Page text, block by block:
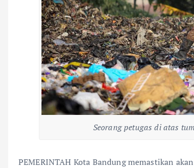
Seorang petugas di atas
PEMERINTAH Kota Bandung memastikan